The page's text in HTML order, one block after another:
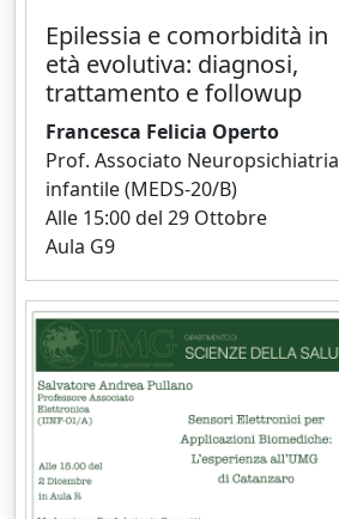
Epilessia e comorbidità in
età evolutiva: diagnosi,
trattamento e followup
Francesca Felicia Operto
Prof. Associato Neuropsichiatria
infantile (MEDS-20/B)
Alle 15:00 del 29 Ottobre
Aula G9